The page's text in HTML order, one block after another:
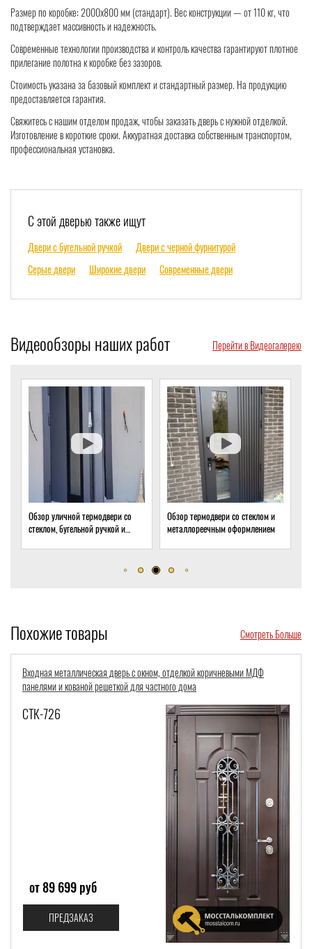
Размер по коробке: 2000x800 мм (стандарт). Вес конструкции — от 110 кг, что
подтверждает массивность и надежность.
Современные технологии производства и контроль качества гарантируют плотное
прилегание полотна к коробке без зазоров.
Стоимость указана за базовый комплект и стандартный размер. На продукцию
предоставляется гарантия.
Свяжитесь с нашим отделом продаж, чтобы заказать дверь с нужной отделкой.
Изготовление в короткие сроки. Аккуратная доставка собственным транспортом,
профессиональная установка.
С этой дверью также ищут
Двери с бугельной ручкой
Двери с черной фурнитурой
Серые двери
Широкие двери Современные двери
Видеообзоры наших работ Перейти в Видеогалерею
Обзор уличной термодвери со
стеклом, бугельной ручкой и
Обзор термодвери со стеклом и
металлореечным оформлением
Похожие товары Смотреть Больше
Входная металлическая дверь с окном, отделкой коричневыми МДФ
панелями и кованой решеткой для частного дома
СТК-726
от 89 699 руб
ПРЕДЗАКАЗ